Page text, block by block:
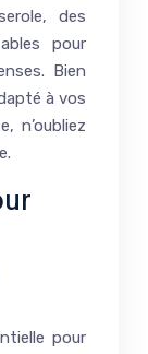
des
pour
Bien
à vos
n’oubliez
pour